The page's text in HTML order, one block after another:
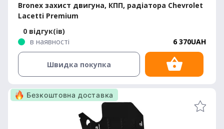
Bronex захист двигуна, КПП, радіатора Chevrolet
Lacetti Premium
0 відгук(ів)
в наявності
6 370UAH
Швидка покупка
Безкоштовна доставка